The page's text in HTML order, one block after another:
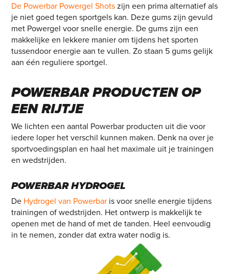
De Powerbar Powergel Shotszijn een prima alternatief als
je niet goed tegen sportgels kan. Deze gums zijn gevuld
met Powergel voor snelle energie. De gums zijn een
makkelijke en lekkere manier om tijdens het sporten
tussendoor energie aan te vullen. Zo staan 5 gums gelijk
aan één reguliere sportgel.
POWERBAR PRODUCTEN OP
EEN RIJTJE
We lichten een aantal Powerbar producten uit die voor
iedere loper het verschil kunnen maken. Denk na over je
sportvoedingsplan en haal het maximale uit je trainingen
en wedstrijden.
POWERBAR HYDROGEL
De Hydrogel van Powerbaris voor snelle energie tijdens
trainingen of wedstrijden. Het ontwerp is makkelijk te
openen met de hand of met de tanden. Heel eenvoudig
in te nemen, zonder dat extra water nodig is.